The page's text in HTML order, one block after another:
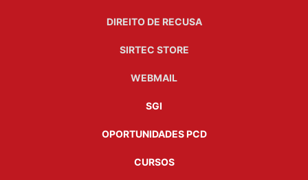
DIREITO DE RECUSA
SIRTEC STORE
WEBMAIL
SGI
OPORTUNIDADES PCD
CURSOS